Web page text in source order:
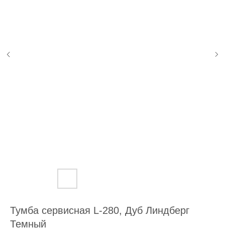
Тумба сервисная L-280, Дуб Линдберг
Темный